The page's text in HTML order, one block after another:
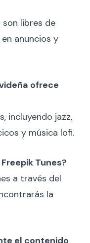
libres de
anuncios y
ofrece
incluyendo jazz,
y música lofi.
Tunes?
a través del
la
el contenido